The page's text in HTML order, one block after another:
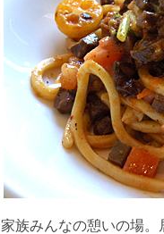
家族みんなの憩いの場